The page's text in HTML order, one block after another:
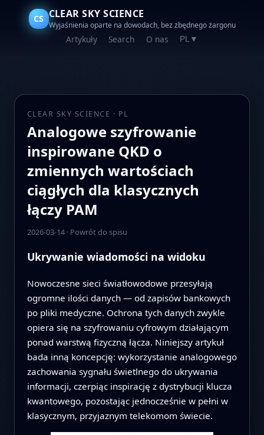
CS CLEAR SKY SCIENCE
Wyjaśnienia oparte na dowodach, bez zbędnego żargonu
Artykuły Search O nas PL▼
CLEAR SKY SCIENCE · PL
Analogowe szyfrowanie
inspirowane QKD o
zmiennych wartościach
ciągłych dla klasycznych
łączy PAM
2026-03-14· Powrót do spisu
Ukrywanie wiadomości na widoku
Nowoczesne sieci światłowodowe przesyłają
ogromne ilości danych — od zapisów bankowych
po pliki medyczne. Ochrona tych danych zwykle
opiera się na szyfrowaniu cyfrowym działającym
ponad warstwą fizyczną łącza. Niniejszy artykuł
bada inną koncepcję: wykorzystanie analogowego
zachowania sygnału świetlnego do ukrywania
informacji, czerpiąc inspirację z dystrybucji klucza
kwantowego, pozostając jednocześnie w pełni w
klasycznym, przyjaznym telekomom świecie.